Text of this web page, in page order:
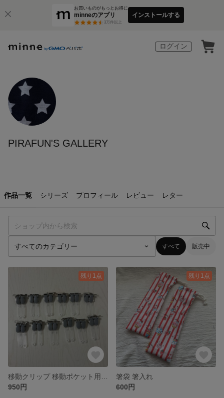
お買いものがもっとお得に
minneのアプリ
3万件以上
インストールする
ログイン
PIRAFUN'S GALLERY
作品一覧 シリーズ プロフィール レビュー レター
すべて 販売中
残り1点
950円
残り1点
箸袋 箸入れ
600円